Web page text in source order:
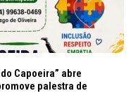
Capoeira” abre
palestra de